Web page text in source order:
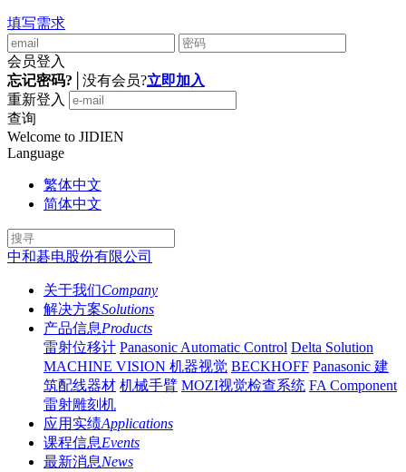
填写需求
会员登入
忘记密码?
没有会员?立即加入
重新登入
查询
Welcome to JIDIEN
Language
繁体中文
简体中文
中和碁电股份有限公司
关于我们Company
解决方案Solutions
产品信息Products
雷射位移计 Panasonic Automatic Control Delta Solution
MACHINE VISION 机器视觉 BECKHOFF Panasonic 建
筑配线器材 机械手臂 MOZI视觉检查系统 FA Component
雷射雕刻机
应用实绩Applications
课程信息Events
最新消息News